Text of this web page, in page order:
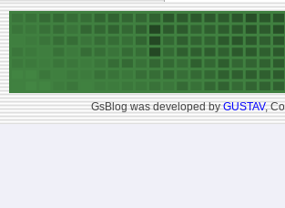
GsBlog was developed byGUSTAV,